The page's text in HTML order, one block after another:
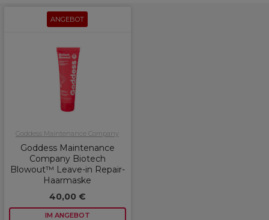
ANGEBOT
Goddess Maintenance Company
Goddess Maintenance
Company Biotech
Blowout™ Leave-in Repair-
Haarmaske
40,00 €
IM ANGEBOT